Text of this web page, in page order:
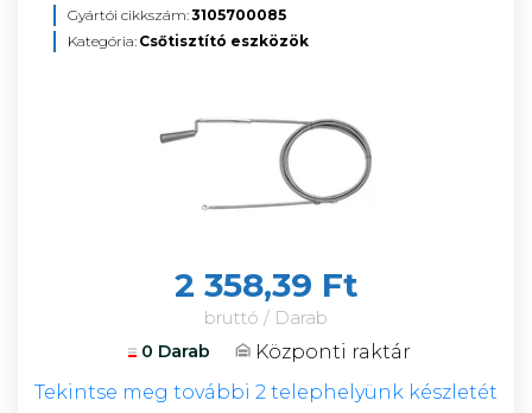
Gyártói cikkszám:3105700085
Kategória: Csőtisztító eszközök
2 358,39 Ft
bruttó / Darab
0 Darab
Központi raktár
Tekintse meg további 2 telephelyünk készletét